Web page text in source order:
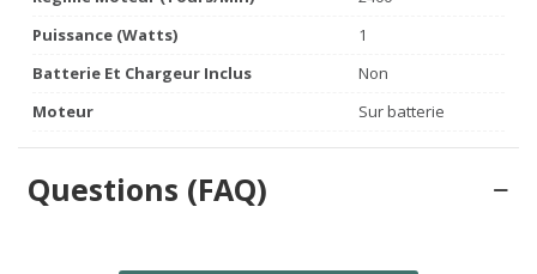
Puissance (watts)
1
Batterie Et Chargeur Inclus
Non
Moteur
Sur batterie
Questions (FAQ)